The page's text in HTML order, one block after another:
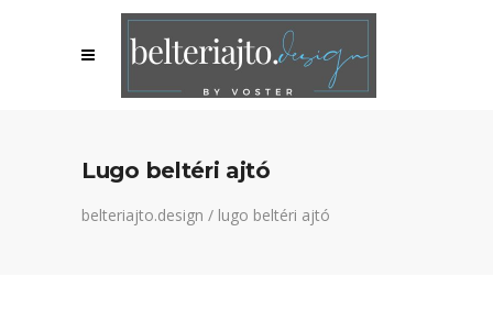
Lugo beltéri ajtó
belteriajto.design / lugo beltéri ajtó